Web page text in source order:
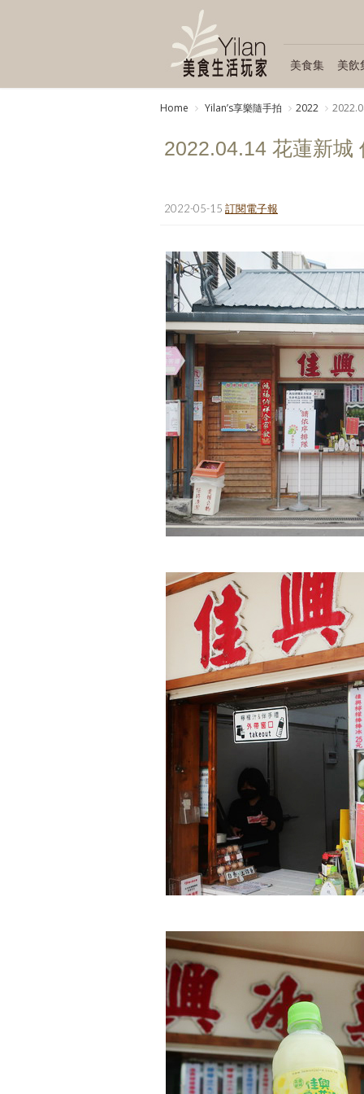
美食集 美飲
Home Yilanʼs享樂隨手拍 2022
2022.04.14 花蓮新城
2022-05-15 訂閱電子報